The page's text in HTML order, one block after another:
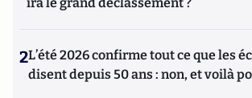
2L’été 2026 confirme tout ce que les
disent depuis 50 ans : non, et voilà